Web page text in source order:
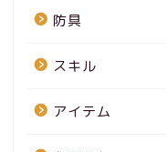
防具
スキル
アイテム